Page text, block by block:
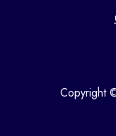
Copyright